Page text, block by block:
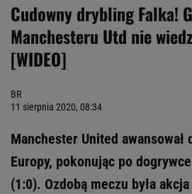
Cudowny drybling Falka!
Manchesteru Utd nie
[WIDEO]
BR
11 sierpnia 2020, 08:34
Manchester United awansował
Europy, pokonując po
(1:0). Ozdobą meczu była